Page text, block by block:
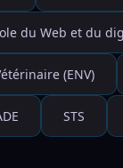
du Web et du
(ENV)
STS